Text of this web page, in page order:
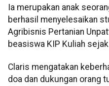
Ia merupakan anak
berhasil menyelesaikan
Agribisnis Pertanian
beasiswa KIP Kuliah
Claris mengatakan
doa dan dukungan orang